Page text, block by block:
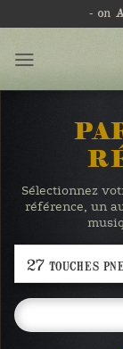
- on
Sélectionnez
référence, un